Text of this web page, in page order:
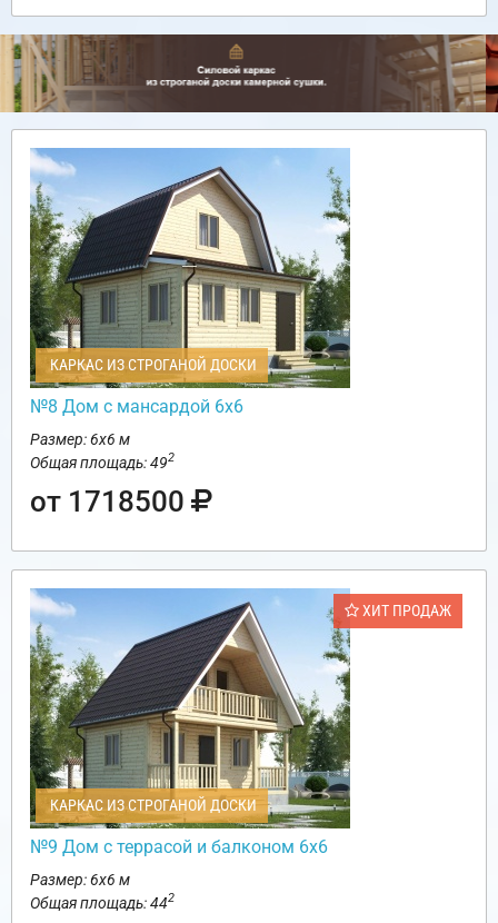
КАРКАС ИЗ СТРОГАНОЙ ДОСКИ
№8 Дом с мансардой 6х6
Размер: 6х6 м
Общая площадь: 492
от 1718500
ХИТ ПРОДАЖ
КАРКАС ИЗ СТРОГАНОЙ ДОСКИ
№9 Дом с террасой и балконом 6х6
Размер: 6х6 м
Общая площадь: 442